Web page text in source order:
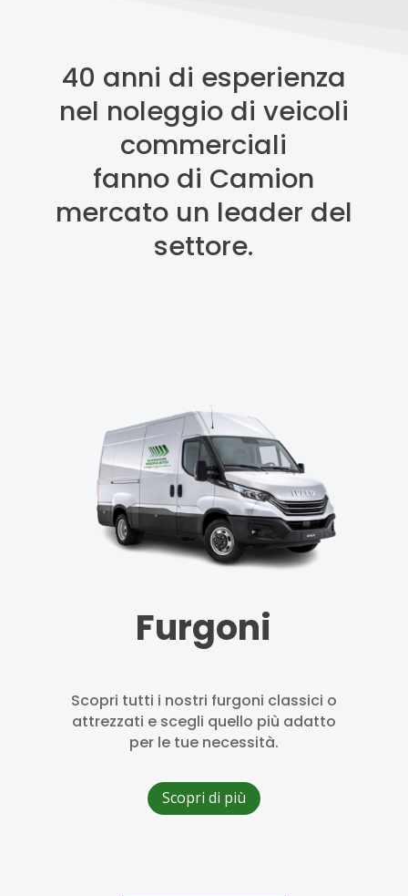
40 anni di esperienza
nel noleggio di veicoli
commerciali
fanno di Camion
mercato un leader del
settore.
Furgoni
Scopri tutti i nostri furgoni classici o
attrezzati e scegli quello più adatto
per le tue necessità.
Scopri di più